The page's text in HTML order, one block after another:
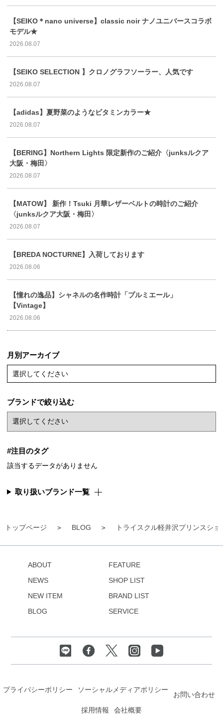
トップページ BLOG トライスクル軽井沢プリンスシ
【SEIKO＊nano universe】classic noir ナノユニバースコラボ
モデル★
2026.08.07
【SEIKO SELECTION 】クロノグラフソーラー、人気です
2026.08.07
【adidas】夏野菜のようなビタミンカラー★
2026.08.07
【BERING】Northern Lights 限定新作のご紹介〈junksルクア
大阪・梅田〉
2026.08.07
【MATOW】 新作！Tsuki 月華レザーベルトの時計のご紹介
〈junksルクア大阪・梅田〉
2026.08.07
【BREDA NOCTURNE】入荷しております
2026.08.06
【憧れの逸品】シャネルの名作時計「プルミエール」
【Vintage】
2026.08.06
月別アーカイブ
選択してください
ブランドで絞り込む
#注目のタグ
該当するデータがありません
取り扱いブランド一覧
ABOUT
NEWS
NEW ITEM
BLOG
FEATURE
SHOP LIST
BRAND LIST
SERVICE
プライバシーポリシー ソーシャルメディアポリシー
お問い合わせ
採用情報
会社概要